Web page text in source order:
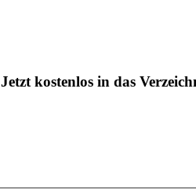
Jetzt kostenlos in das